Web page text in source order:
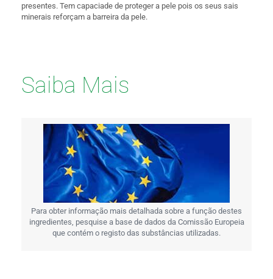
presentes. Tem capaciade de proteger a pele pois os seus sais
minerais reforçam a barreira da pele.
Saiba Mais
Para obter informação mais detalhada sobre a função destes
ingredientes, pesquise a base de dados da Comissão Europeia
que contém o registo das substâncias utilizadas.